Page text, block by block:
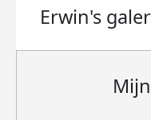
Erwin's